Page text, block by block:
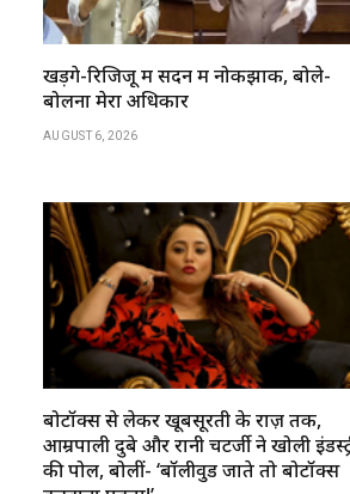
खड़गे-रिजिजू में सदन में नोकझोंक, बोले-
बोलना मेरा अधिकार
AUGUST 6, 2026
बोटॉक्स से लेकर खूबसूरती के राज़ तक,
आम्रपाली दुबे और रानी चटर्जी ने खोली
की पोल, बोलीं- ‘बॉलीवुड जाते तो बोटॉक्स